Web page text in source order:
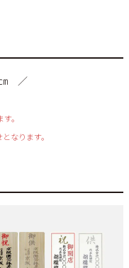
㎝ ／
。
なります。